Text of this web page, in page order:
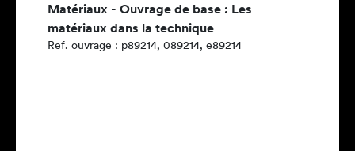
Matériaux - Ouvrage de base : Les
matériaux dans la technique
Ref. ouvrage : p89214, 089214, e89214